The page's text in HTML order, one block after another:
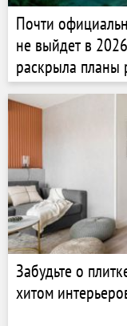
Почти
не выйдет в
раскрыла планы
Забудьте о
хитом